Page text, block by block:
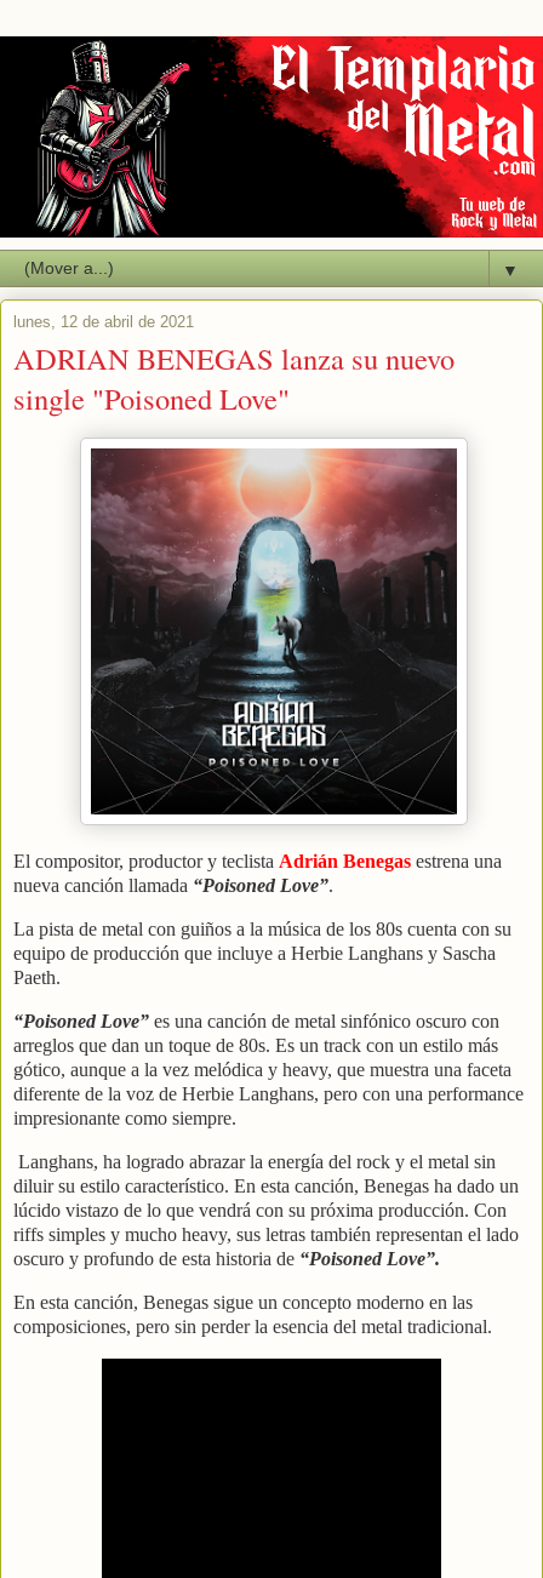
▼
lunes, 12 de abril de 2021
ADRIAN BENEGAS lanza su nuevo
single "Poisoned Love"
El compositor, productor y teclista Adrián Benegas estrena una
nueva canción llamada “Poisoned Love”.
La pista de metal con guiños a la música de los 80s cuenta con su
equipo de producción que incluye a Herbie Langhans y Sascha
Paeth.
“Poisoned Love” es una canción de metal sinfónico oscuro con
arreglos que dan un toque de 80s. Es un track con un estilo más
gótico, aunque a la vez melódica y heavy, que muestra una faceta
diferente de la voz de Herbie Langhans, pero con una performance
impresionante como siempre.
Langhans, ha logrado abrazar la energía del rock y el metal sin
diluir su estilo característico. En esta canción, Benegas ha dado un
lúcido vistazo de lo que vendrá con su próxima producción. Con
riffs simples y mucho heavy, sus letras también representan el lado
oscuro y profundo de esta historia de “Poisoned Love”.
En esta canción, Benegas sigue un concepto moderno en las
composiciones, pero sin perder la esencia del metal tradicional.